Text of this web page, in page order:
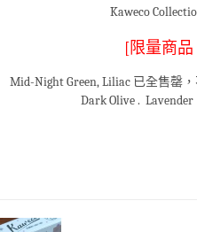
Kaweco
[限量商
Mid-Night Green, Liliac 已全售罄
Dark Olive .